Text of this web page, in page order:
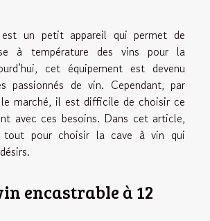
un petit appareil qui permet de
à température des vins pour la
cet équipement est devenu
passionnés de vin. Cependant, par
marché, il est difficile de choisir ce
avec ces besoins. Dans cet article,
tout pour choisir la cave à vin qui
encastrable à 12